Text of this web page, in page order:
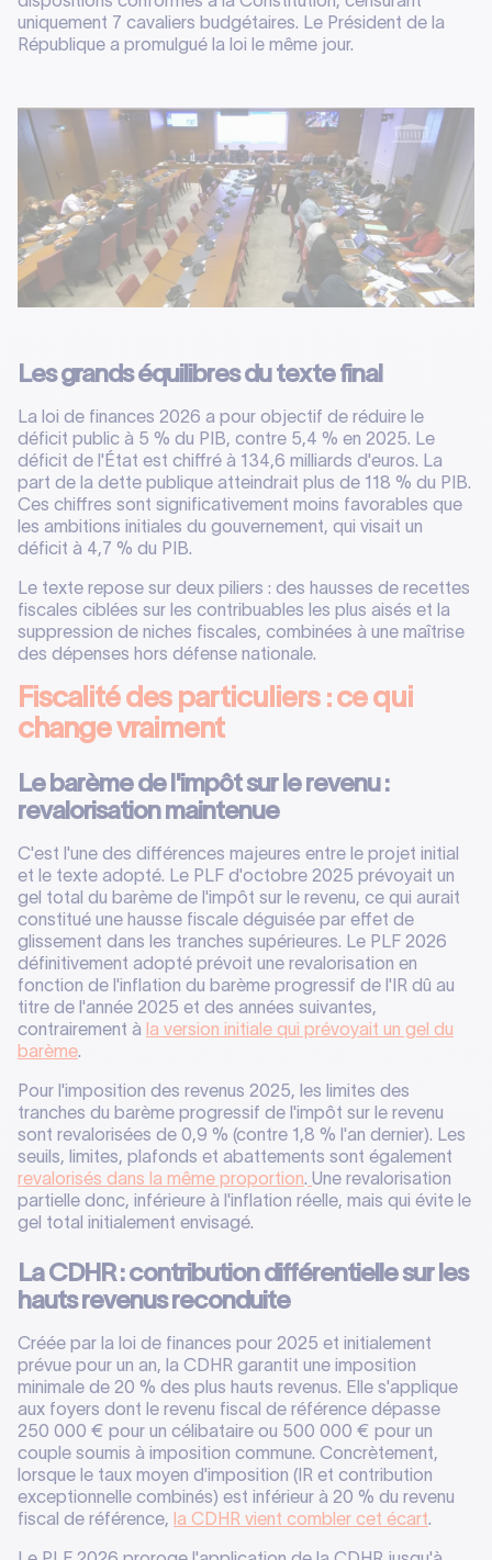
uniquement 7 cavaliers budgétaires. Le Président de la
République a promulgué la loi le même jour.
Les grands équilibres du texte final
La loi de finances 2026 a pour objectif de réduire le
déficit public à 5 % du PIB, contre 5,4 % en 2025. Le
déficit de l'État est chiffré à 134,6 milliards d'euros. La
part de la dette publique atteindrait plus de 118 % du PIB.
Ces chiffres sont significativement moins favorables que
les ambitions initiales du gouvernement, qui visait un
déficit à 4,7 % du PIB.
Le texte repose sur deux piliers : des hausses de recettes
fiscales ciblées sur les contribuables les plus aisés et la
suppression de niches fiscales, combinées à une maîtrise
des dépenses hors défense nationale.
Fiscalité des particuliers : ce qui
change vraiment
Le barème de l'impôt sur le revenu :
revalorisation maintenue
C'est l'une des différences majeures entre le projet initial
et le texte adopté. Le PLF d'octobre 2025 prévoyait un
gel total du barème de l'impôt sur le revenu, ce qui aurait
constitué une hausse fiscale déguisée par effet de
glissement dans les tranches supérieures. Le PLF 2026
définitivement adopté prévoit une revalorisation en
fonction de l'inflation du barème progressif de l'IR dû au
titre de l'année 2025 et des années suivantes,
contrairement à la version initiale qui prévoyait un gel du
barème.
Pour l'imposition des revenus 2025, les limites des
tranches du barème progressif de l'impôt sur le revenu
sont revalorisées de 0,9 % (contre 1,8 % l'an dernier). Les
seuils, limites, plafonds et abattements sont également
revalorisés dans la même proportion. Une revalorisation
partielle donc, inférieure à l'inflation réelle, mais qui évite le
gel total initialement envisagé.
La CDHR : contribution différentielle sur les
hauts revenus reconduite
Créée par la loi de finances pour 2025 et initialement
prévue pour un an, la CDHR garantit une imposition
minimale de 20 % des plus hauts revenus. Elle s'applique
aux foyers dont le revenu fiscal de référence dépasse
250 000 € pour un célibataire ou 500 000 € pour un
couple soumis à imposition commune. Concrètement,
lorsque le taux moyen d'imposition (IR et contribution
exceptionnelle combinés) est inférieur à 20 % du revenu
fiscal de référence, la CDHR vient combler cet écart.